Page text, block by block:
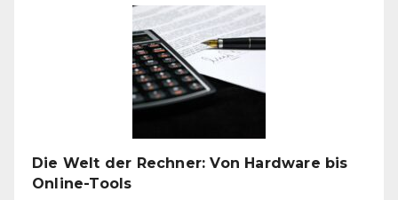
„billig“
Die Welt der Rechner: Von Hardware bis
Online-Tools